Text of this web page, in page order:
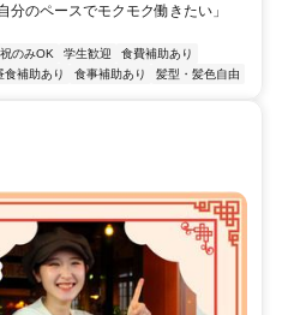
分のペースでモクモク働きたい」
のみOK 学生歓迎
食費補助あり
食補助あり 食事補助あり 髪型・髪色自由